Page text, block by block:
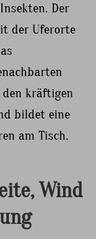
Der
der Uferorte
kräftigen
bildet eine
am Tisch.
Wind